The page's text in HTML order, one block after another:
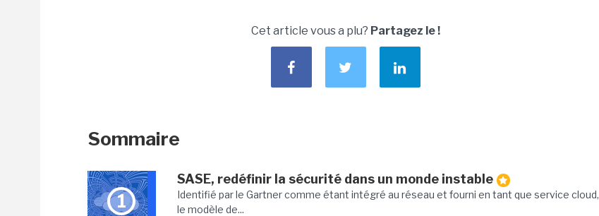
Cet article vous a plu? Partagez le !
Sommaire
1
SASE, redéfinir la sécurité dans un monde instable
Identifié par le Gartner comme étant intégré au réseau et fourni en tant que service cloud,
le modèle de...